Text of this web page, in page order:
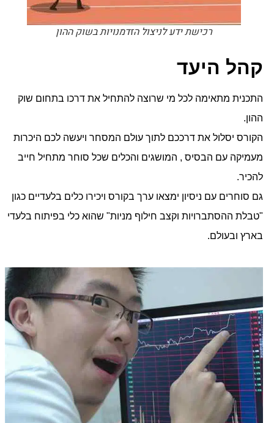
רכישת ידע לניצול הזדמנויות בשוק ההון
קהל היעד
התכנית מתאימה לכל מי שרוצה להתחיל את דרכו בתחום שוק
ההון.
הקורס יסלול את דרככם לתוך עולם המסחר ויעשה לכם היכרות
מעמיקה עם הבסיס , המושגים והכלים שכל סוחר מתחיל חייב
להכיר.
גם סוחרים עם ניסיון ימצאו ערך בקורס ויכירו כלים בלעדיים כגון
"טבלת ההסתברויות וקצב חילוף מניות" שהוא כלי בפיתוח בלעדי
בארץ ובעולם.